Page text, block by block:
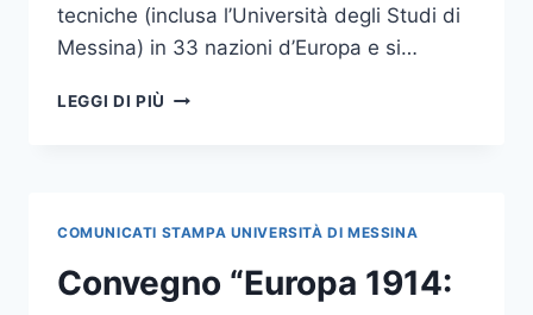
tecniche (inclusa l’Università degli Studi di
Messina) in 33 nazioni d’Europa e si…
LEGGI DI PIÙ BEST
COMUNICATI STAMPA UNIVERSITÀ DI MESSINA
Convegno “Europa 1914: